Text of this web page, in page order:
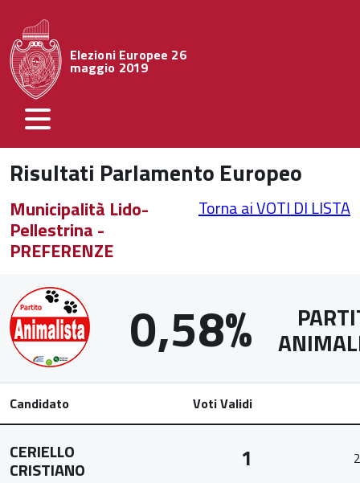
Elezioni Europee 26
maggio 2019
Risultati Parlamento Europeo
Municipalità Lido-
Pellestrina -
PREFERENZE
Torna ai VOTI DI LISTA
0,58%
Candidato Voti Validi
CERIELLO
CRISTIANO 1